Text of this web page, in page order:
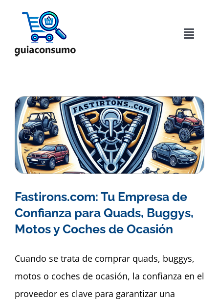
contenido
Toggle
Acerca de
Directorio
Blog
Contactar
Dashboard
Fastirons.com: Tu Empresa de
Confianza para Quads, Buggys,
Motos y Coches de Ocasión
Cuando se trata de comprar quads, buggys,
motos o coches de ocasión, la confianza en el
proveedor es clave para garantizar una